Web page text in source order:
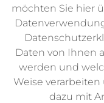
möchten Sie hier
Daten von Ihnen
werden und
Weise
dazu mit